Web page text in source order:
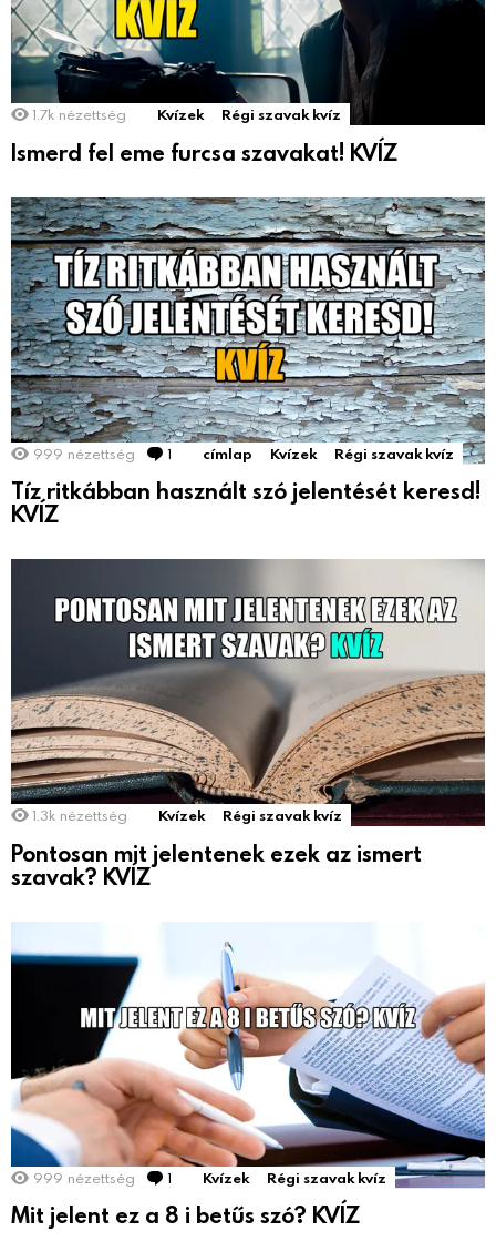
1.7k nézettség Kvízek Régi szavak kvíz
Ismerd fel eme furcsa szavakat! KVÍZ
999 nézettség 1 Comment
címlap Kvízek Régi szavak kvíz
Tíz ritkábban használt szó jelentését keresd!
KVÍZ
1.3k nézettség Kvízek Régi szavak kvíz
Pontosan mit jelentenek ezek az ismert
szavak? KVÍZ
999 nézettség 1 Comment
Kvízek Régi szavak kvíz
Mit jelent ez a 8 i betűs szó? KVÍZ